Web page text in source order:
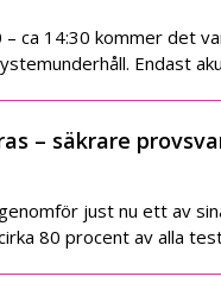
– ca 14:30 kommer det
Endast
– säkrare
just nu ett av
80 procent av alla